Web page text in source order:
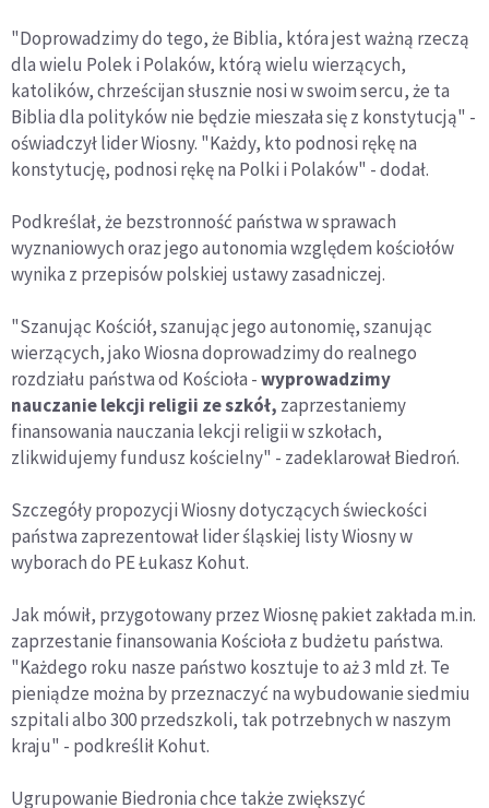
"Doprowadzimy do tego, że Biblia, która jest ważną rzeczą
dla wielu Polek i Polaków, którą wielu wierzących,
katolików, chrześcijan słusznie nosi w swoim sercu, że ta
Biblia dla polityków nie będzie mieszała się z konstytucją" -
oświadczył lider Wiosny. "Każdy, kto podnosi rękę na
konstytucję, podnosi rękę na Polki i Polaków" - dodał.
Podkreślał, że bezstronność państwa w sprawach
wyznaniowych oraz jego autonomia względem kościołów
wynika z przepisów polskiej ustawy zasadniczej.
"Szanując Kościół, szanując jego autonomię, szanując
wierzących, jako Wiosna doprowadzimy do realnego
rozdziału państwa od Kościoła -wyprowadzimy
nauczanie lekcji religii ze szkół, zaprzestaniemy
finansowania nauczania lekcji religii w szkołach,
zlikwidujemy fundusz kościelny" - zadeklarował Biedroń.
Szczegóły propozycji Wiosny dotyczących świeckości
państwa zaprezentował lider śląskiej listy Wiosny w
wyborach do PE Łukasz Kohut.
Jak mówił, przygotowany przez Wiosnę pakiet zakłada m.in.
zaprzestanie finansowania Kościoła z budżetu państwa.
"Każdego roku nasze państwo kosztuje to aż 3 mld zł. Te
pieniądze można by przeznaczyć na wybudowanie siedmiu
szpitali albo 300 przedszkoli, tak potrzebnych w naszym
kraju" - podkreślił Kohut.
Ugrupowanie Biedronia chce także zwiększyć